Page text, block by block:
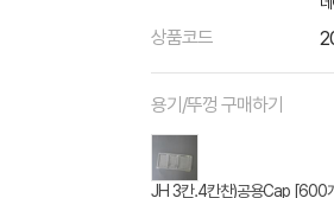
상품코드
용기/뚜껑 구매하기
JH 3칸.4칸찬)공용Cap [600